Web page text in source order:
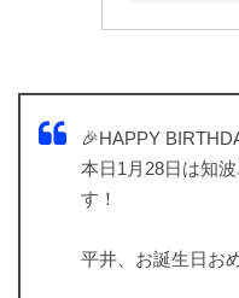
🎉HAPPY
本日1月28日は知
す！
平井、お誕生日お